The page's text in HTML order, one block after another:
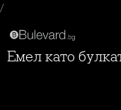
/
Емел като